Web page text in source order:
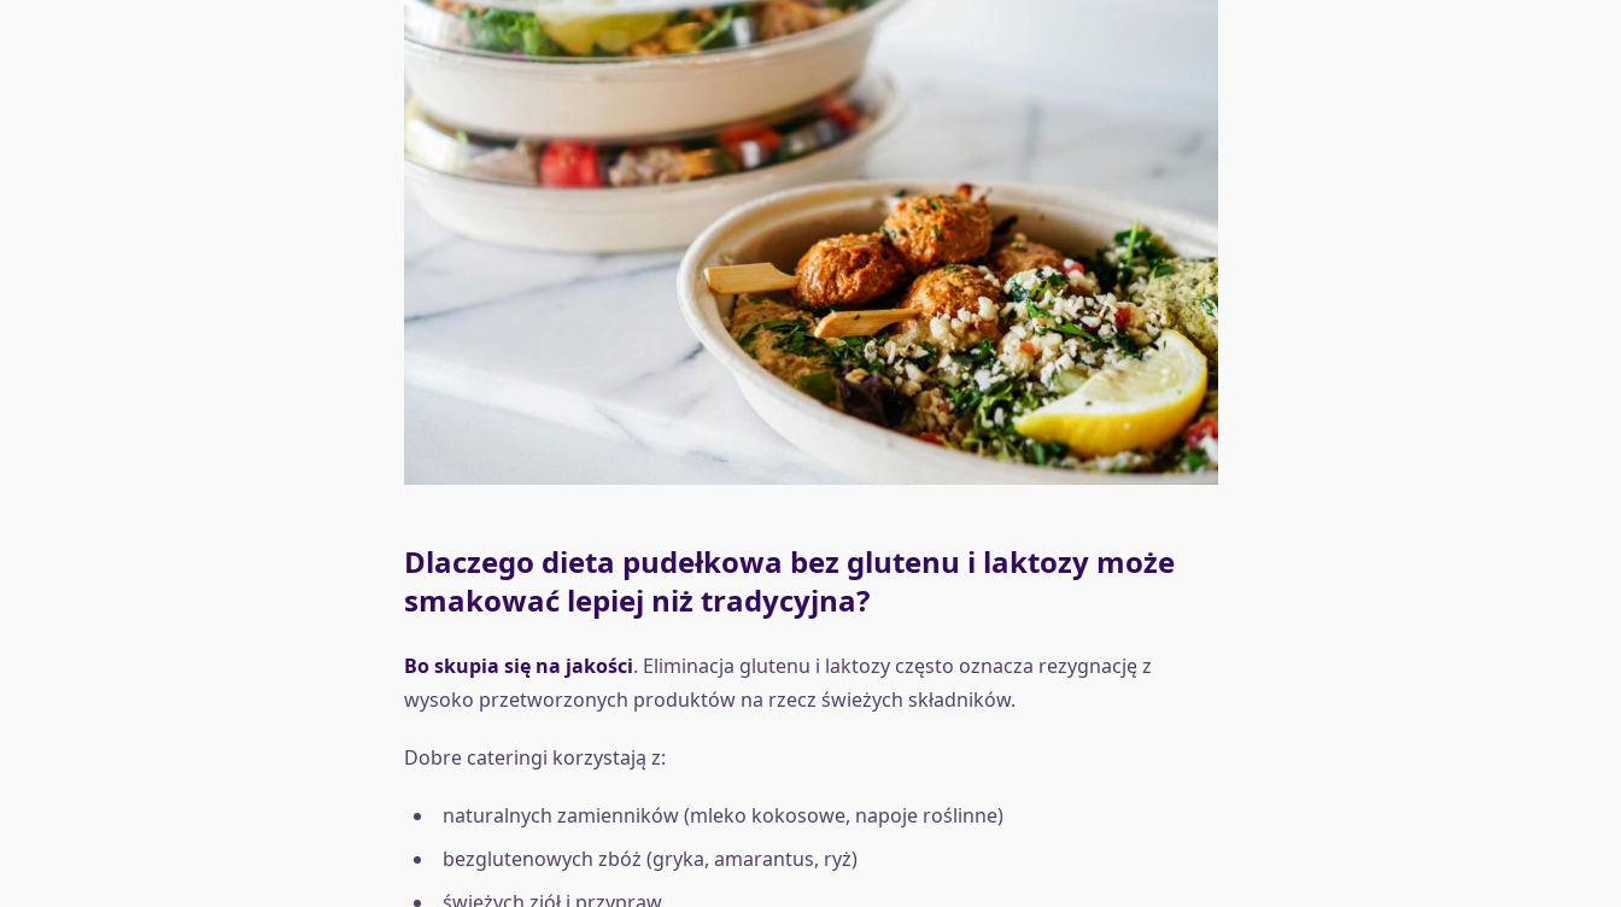
Dlaczego dieta pudełkowa bez glutenu i laktozy może
smakować lepiej niż tradycyjna?
Bo skupia się na jakości. Eliminacja glutenu i laktozy często oznacza rezygnację z
wysoko przetworzonych produktów na rzecz świeżych składników.
Dobre cateringi korzystają z:
naturalnych zamienników (mleko kokosowe, napoje roślinne)
bezglutenowych zbóż (gryka, amarantus, ryż)